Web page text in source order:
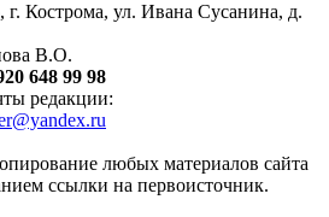
г. Кострома, ул. Ивана Сусанина, д.
В.О.
648 99 98
редакции:
любых материалов сайта
ссылки на первоисточник.